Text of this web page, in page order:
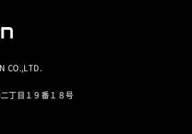
CO.,LTD.
丁目１９番１８号